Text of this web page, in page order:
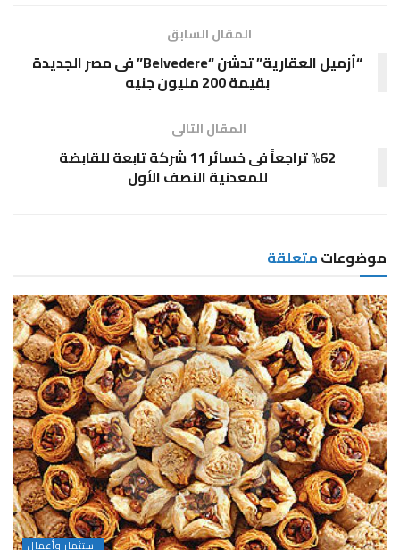
المقال السابق
“أزميل العقارية” تدشن “Belvedere” فى مصر الجديدة
بقيمة 200 مليون جنيه
المقال التالى
%62 تراجعاً فى خسائر 11 شركة تابعة للقابضة
للمعدنية النصف الأول
موضوعاتمتعلقة
استثمار وأعمال